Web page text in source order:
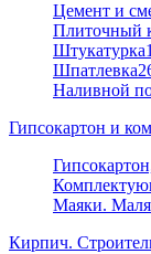
Цемент и
Плиточный
Штукатурка
Шпатлевка
Наливной
Гипсокартон и
Маяки.
Кирпич.